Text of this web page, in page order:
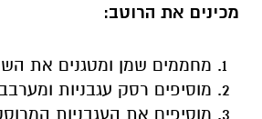
מכינים את הרוטב:
מחממים שמן ומטגנים את
מוסיפים רסק עגבניות
מוסיפים את העגבניות